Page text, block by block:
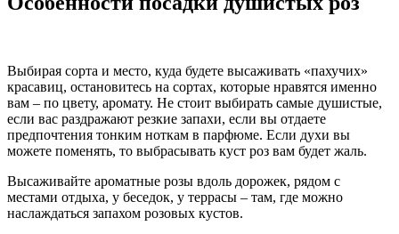
Выбирая сорта и место, куда будете высаживать «пахучих»
красавиц, остановитесь на сортах, которые нравятся именно
вам – по цвету, аромату. Не стоит выбирать самые душистые,
если вас раздражают резкие запахи, если вы отдаете
предпочтения тонким ноткам в парфюме. Если духи вы
можете поменять, то выбрасывать куст роз вам будет жаль.
Высаживайте ароматные розы вдоль дорожек, рядом с
местами отдыха, у беседок, у террасы – там, где можно
наслаждаться запахом розовых кустов.